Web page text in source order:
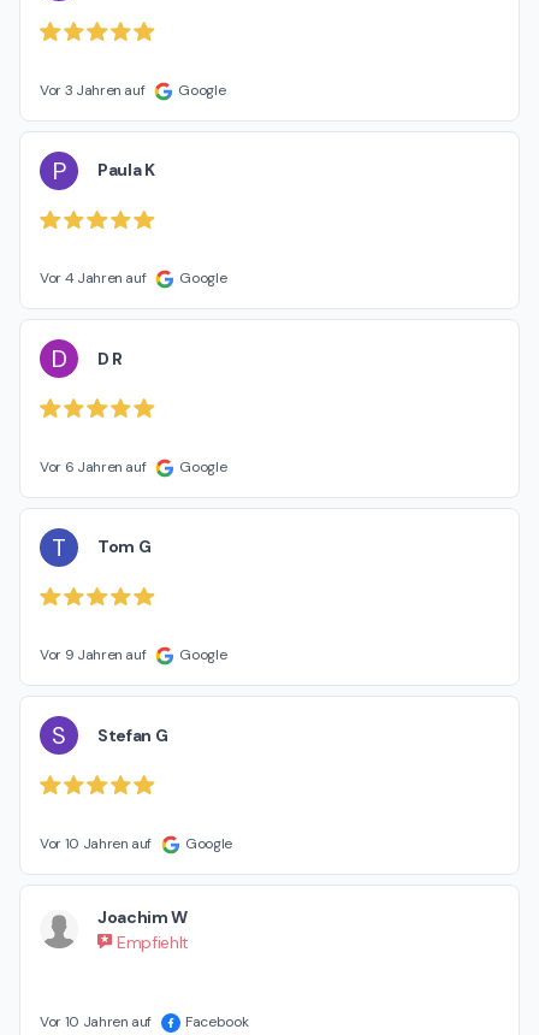
Vor 3 Jahren auf Google
P Paula K
Vor 4 Jahren auf Google
D D R
Vor 6 Jahren auf Google
T Tom G
Vor 9 Jahren auf Google
S Stefan G
Vor 10 Jahren auf Google
Joachim W
Empfiehlt
Vor 10 Jahren auf Facebook